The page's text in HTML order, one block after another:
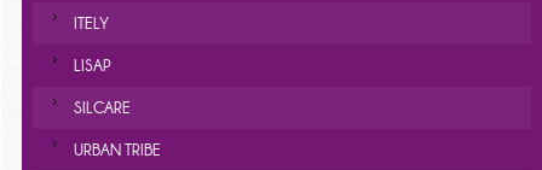
ITELY
LISAP
SILCARE
URBAN TRIBE